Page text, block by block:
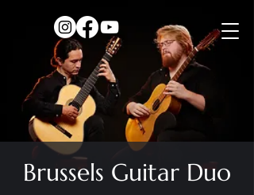
Brussels Guitar Duo